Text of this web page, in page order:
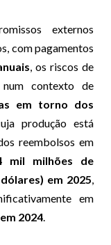
externos
com pagamentos
, os riscos de
num contexto de
em torno dos
produção está
reembolsos em
mil milhões de
em 2025,
em
2024.